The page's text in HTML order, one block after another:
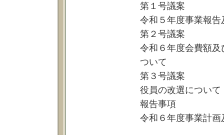
第１号議案
令和５年度事業報
第２号議案
令和６年度会費額
ついて
第３号議案
役員の改選について
報告事項
令和６年度事業計